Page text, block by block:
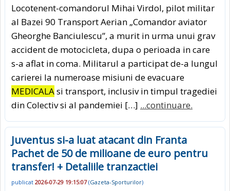
Locotenent-comandorul Mihai Virdol, pilot militar
al Bazei 90 Transport Aerian „Comandor aviator
Gheorghe Banciulescu”, a murit in urma unui grav
accident de motocicleta, dupa o perioada in care
s-a aflat in coma. Militarul a participat de-a lungul
carierei la numeroase misiuni de evacuare
MEDICALAsi transport, inclusiv in timpul tragediei
din Colectiv si al pandemiei […] ...continuare.
Juventus si-a luat atacant din Franta
Pachet de 50 de milioane de euro pentru
transfer! + Detaliile tranzactiei
publicat 2026-07-29 19:15:07(Gazeta-Sporturilor)